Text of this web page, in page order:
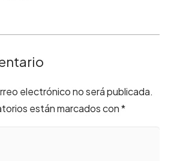
electrónico no será publicada.
están marcados con*